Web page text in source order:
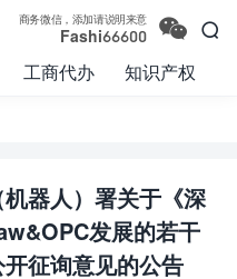

商务微信，添加请说明来意
Fashi66600 
工商代办 知识产权
器人）署关于《深
发展的若干
征询意见的公告